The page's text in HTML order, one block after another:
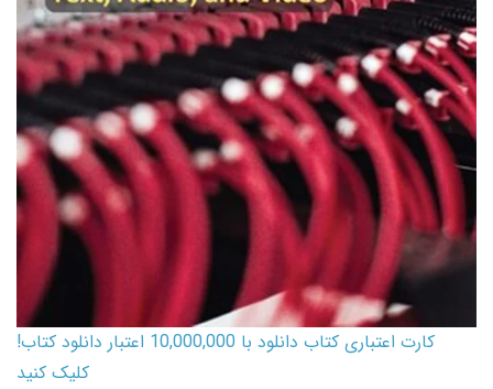
کارت اعتباری کتاب دانلود با 10,000,000 اعتبار دانلود کتاب!
کلیک کنید